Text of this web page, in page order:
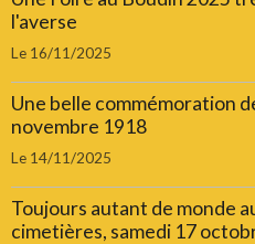
l'averse
Le 16/11/2025
Une belle commémoration
novembre 1918
Le 14/11/2025
Toujours autant de monde
cimetières, samedi 17